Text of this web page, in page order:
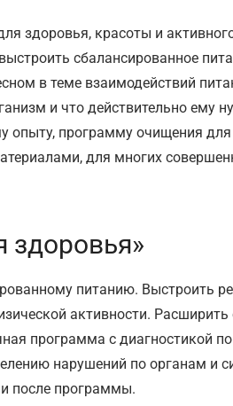
здоровья, красоты и
сбалансированное
в теме взаимодействий
и что действительно ему
программу очищения для
для многих
здоровья»
питанию. Выстроить
активности.
программа с диагностикой по
нарушений по органам и
после программы.